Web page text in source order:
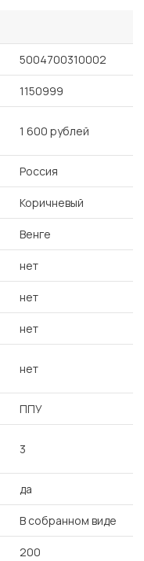
5004700310002
1150999
1 600 рублей
Россия
Коричневый
Венге
нет
нет
нет
нет
ППУ
3
да
В собранном виде
200